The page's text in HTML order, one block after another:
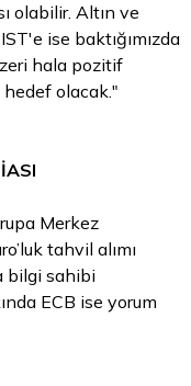
olabilir. Altın ve
ise baktığımızda
hala pozitif
olacak."
Merkez
tahvil alımı
bilgi sahibi
ECB ise yorum